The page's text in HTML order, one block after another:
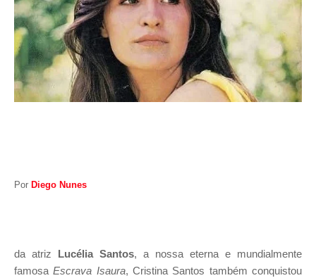
Por Diego Nunes
da atriz Lucélia Santos, a nossa eterna e mundialmente
famosa Escrava Isaura, Cristina Santos também conquistou